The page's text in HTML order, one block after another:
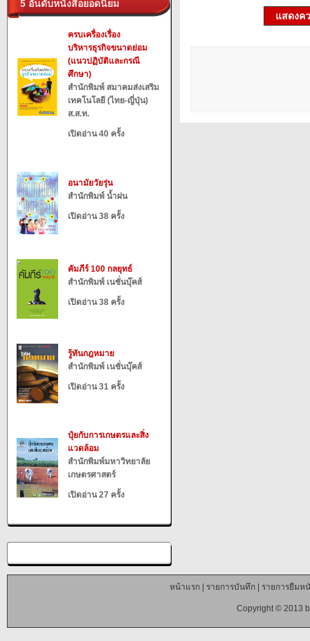
5 อันดับหนังสือยอดนิยม
ครบเครื่องเรื่อง
บริหารธุรกิจขนาดย่อม
(แนวปฏิบัติและกรณี
ศึกษา)
สำนักพิมพ์ สมาคมส่งเสริม
เทคโนโลยี (ไทย-ญี่ปุ่น)
ส.ส.ท.
เปิดอ่าน 40 ครั้ง
อนามัยวัยรุ่น
สำนักพิมพ์ น้ำฝน
เปิดอ่าน 38 ครั้ง
คัมภีร์ 100 กลยุทธ์
สำนักพิมพ์ เนชั่นบุ๊คส์
เปิดอ่าน 38 ครั้ง
รู้ทันกฎหมาย
สำนักพิมพ์ เนชั่นบุ๊คส์
เปิดอ่าน 31 ครั้ง
ปุ๋ยกับการเกษตรและสิ่ง
แวดล้อม
สำนักพิมพ์มหาวิทยาลัย
เกษตรศาสตร์
เปิดอ่าน 27 ครั้ง
แสดงค
หน้าแรก| รายการบันทึก| รายการยืมห
Copyright © 2013